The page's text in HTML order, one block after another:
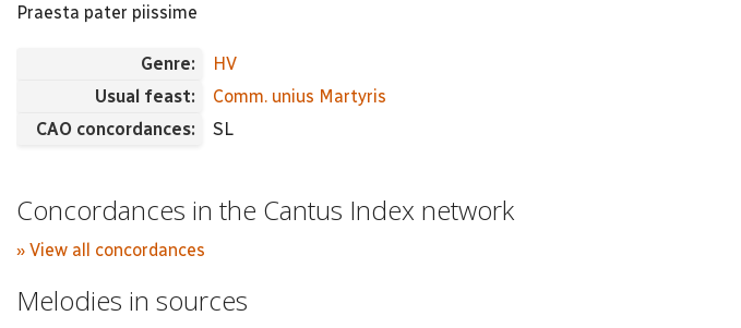
Praesta pater piissime
Genre:
HV
Usual feast:
Comm. unius Martyris
CAO concordances:
SL
Concordances in the Cantus Index network
» View all concordances
Melodies in sources